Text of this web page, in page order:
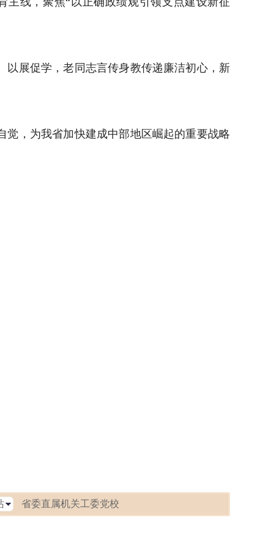
展促学，老同志言传身教传递廉洁初心，新
，为我省加快建成中部地区崛起的重要战略
省委直属机关工委党校